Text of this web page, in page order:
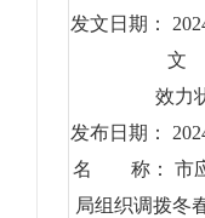
发文日期：
文
效力
发布日期：
名 称： 市
局组织调拨冬